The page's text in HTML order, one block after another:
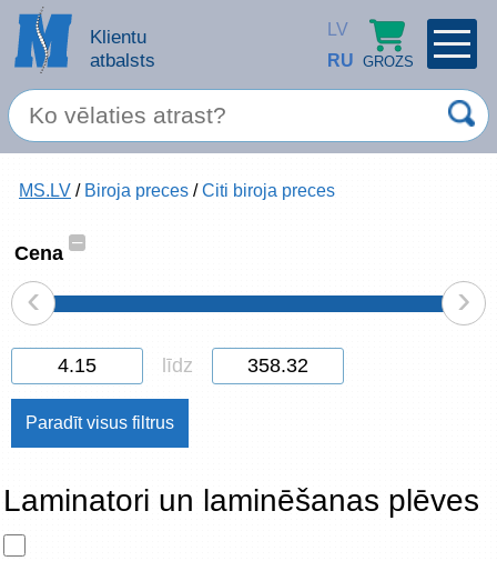
Klientu
atbalsts
LV
RU GROZS
Atcerēties
Aizmirsāt paroli?
Spec. piedāvājums
Servisa pakalpojumi
Apple produkti
Datortehnika
Datoru piederumi
Tīkla produkti
MS.LV / Biroja preces /Citi biroja preces
Cena
–
‹ ›
līdz
Laminatori un laminēšanas plēves